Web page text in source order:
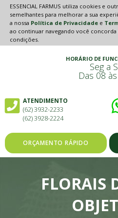
HORÁRIO DE
Seg a
Das 08
ATENDIMENTO
(62) 3932-2233
(62) 3928-2224
ORÇAMENTO RÁPIDO
FLORAIS
ESSENCIAL FARMUS utiliza cookies e
semelhantes para melhorar a sua
a nossa Política de Privacidade e
ao continuar navegando você concorda
condições.